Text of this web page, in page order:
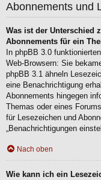
Abonnements und
Was ist der Unterschied
Abonnements für ein
In phpBB 3.0
Web-Browsern: Sie
phpBB 3.1 ähneln
eine Benachrichtigung
Abonnements hingegen
Themas oder eines
für Lesezeichen und
„Benachrichtigungen
Nach oben
Wie kann ich ein